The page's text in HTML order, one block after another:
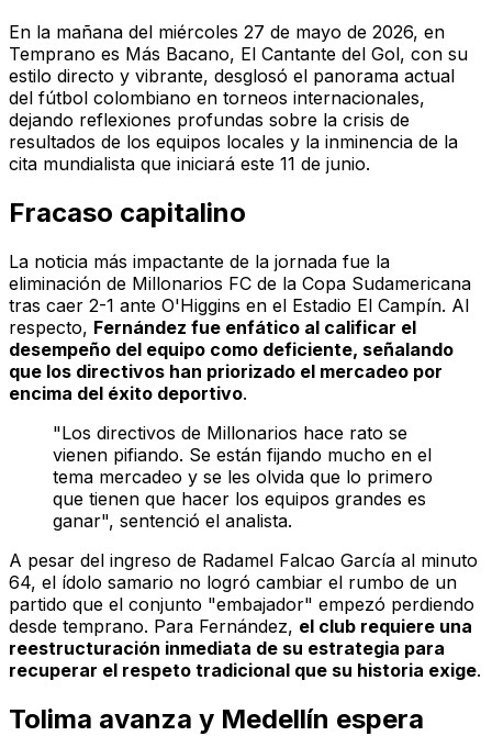
En la mañana del miércoles 27 de mayo de 2026, en
Temprano es Más Bacano, El Cantante del Gol, con su
estilo directo y vibrante, desglosó el panorama actual
del fútbol colombiano en torneos internacionales,
dejando reflexiones profundas sobre la crisis de
resultados de los equipos locales y la inminencia de la
cita mundialista que iniciará este 11 de junio.
Fracaso capitalino
La noticia más impactante de la jornada fue la
eliminación de Millonarios FC de la Copa Sudamericana
tras caer 2-1 ante O'Higgins en el Estadio El Campín. Al
respecto, Fernández fue enfático al calificar el
desempeño del equipo como deficiente, señalando
que los directivos han priorizado el mercadeo por
encima del éxito deportivo.
"Los directivos de Millonarios hace rato se
vienen pifiando. Se están fijando mucho en el
tema mercadeo y se les olvida que lo primero
que tienen que hacer los equipos grandes es
ganar", sentenció el analista.
A pesar del ingreso de Radamel Falcao García al minuto
64, el ídolo samario no logró cambiar el rumbo de un
partido que el conjunto "embajador" empezó perdiendo
desde temprano. Para Fernández, el club requiere una
reestructuración inmediata de su estrategia para
recuperar el respeto tradicional que su historia exige.
Tolima avanza y Medellín espera